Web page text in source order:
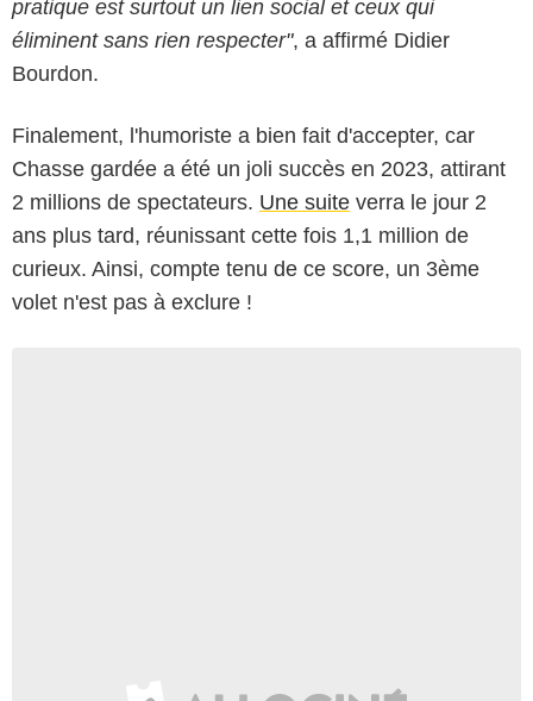
pratique est surtout un lien social et ceux qui
éliminent sans rien respecter", a affirmé Didier
Bourdon.
Finalement, l'humoriste a bien fait d'accepter, car
Chasse gardée a été un joli succès en 2023, attirant
2 millions de spectateurs. Une suite verra le jour 2
ans plus tard, réunissant cette fois 1,1 million de
curieux. Ainsi, compte tenu de ce score, un 3ème
volet n'est pas à exclure !